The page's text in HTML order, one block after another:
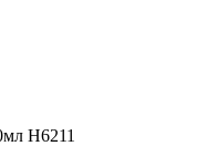
H6211